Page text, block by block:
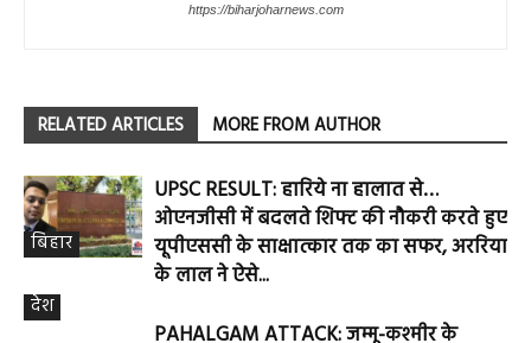
https://biharjoharnews.com
RELATED ARTICLES MORE FROM AUTHOR
बिहार
UPSC RESULT: हारिये ना हालात से…
ओएनजीसी में बदलते शिफ्ट की नौकरी करते हुए
यूपीएससी के साक्षात्कार तक का सफर, अररिया
के लाल ने ऐसे...
देश
PAHALGAM ATTACK: जम्मू-कश्मीर के